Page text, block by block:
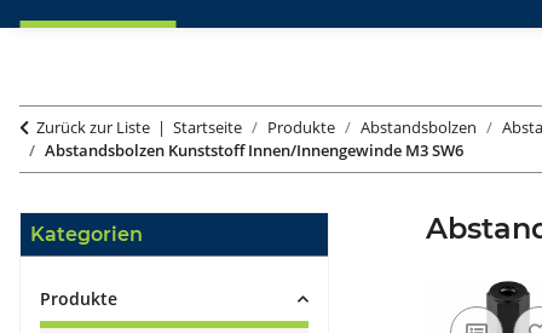
Zurück zur Liste Startseite Produkte Abstandsbolzen
Abstandsbolzen Kunststoff Innen/Innengewinde M3 SW6
Kategorien
Produkte